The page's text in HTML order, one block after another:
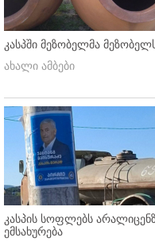
კასპში მეზობელმა
ახალი ამბები
კასპის სოფლებს
ემსახურება